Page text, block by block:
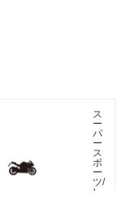
ス
ー
パ
ー
ス
ポ
ー
ツ/
レ